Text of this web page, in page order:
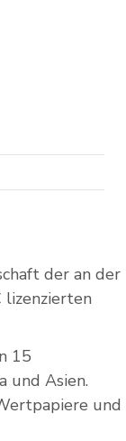
der an der
lizenzierten
15
und Asien.
und